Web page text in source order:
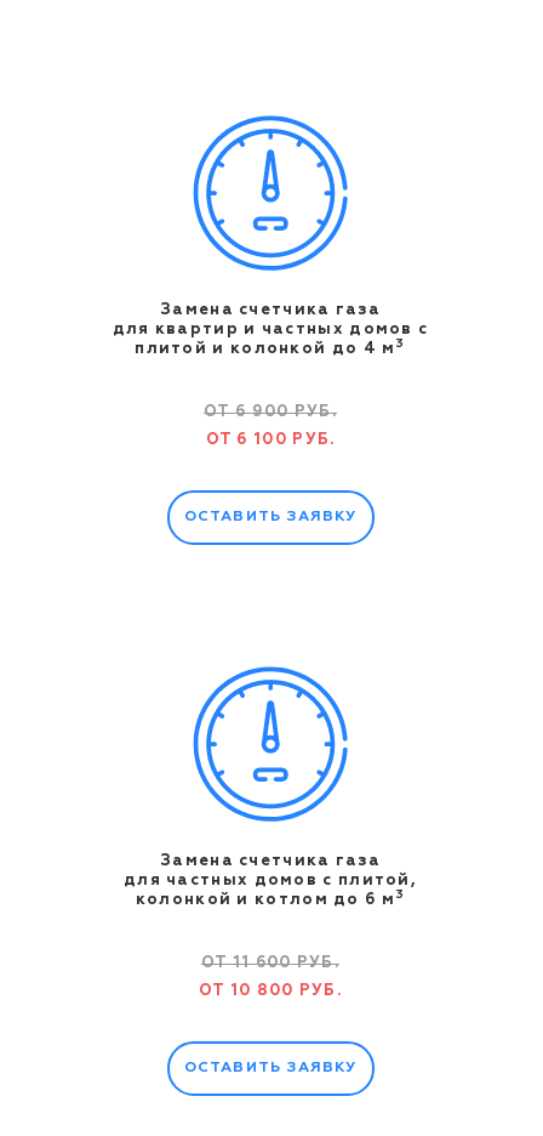
Замена счетчика газа
для квартир и частных домов с
плитой и колонкой до 4 м 3
ОТ 6 900 РУБ.
ОТ 6 100 РУБ.
ОСТАВИТЬ ЗАЯВКУ
Замена счетчика газа
для частных домов с плитой,
колонкой и котлом до 6 м 3
ОТ 11 600 РУБ.
ОТ 10 800 РУБ.
ОСТАВИТЬ ЗАЯВКУ